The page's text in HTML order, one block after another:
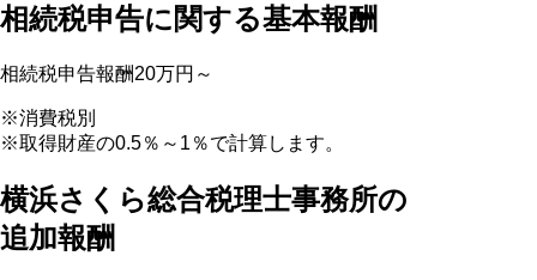
相続税申告に関する基本報酬
相続税申告報酬20万円～
※消費税別
※取得財産の0.5％～1％で計算します。
横浜さくら総合税理士事務所の
追加報酬